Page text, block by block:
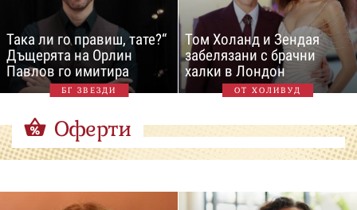
Така ли го правиш, тате?“
Дъщерята на Орлин
Павлов го имитира
БГ ЗВЕЗДИ
Том Холанд и Зендая
забелязани с брачни
халки в Лондон
ОТ ХОЛИВУД
Оферти